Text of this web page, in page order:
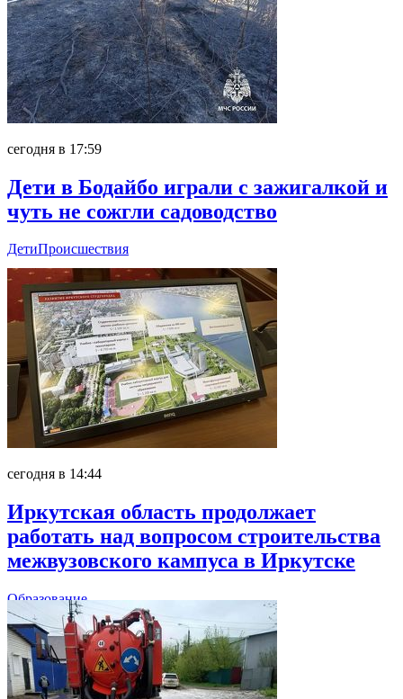
сегодня в 17:59
Дети в Бодайбо играли с зажигалкой и
чуть не сожгли садоводство
ДетиПроисшествия
сегодня в 14:44
Иркутская область продолжает
работать над вопросом строительства
межвузовского кампуса в Иркутске
Образование